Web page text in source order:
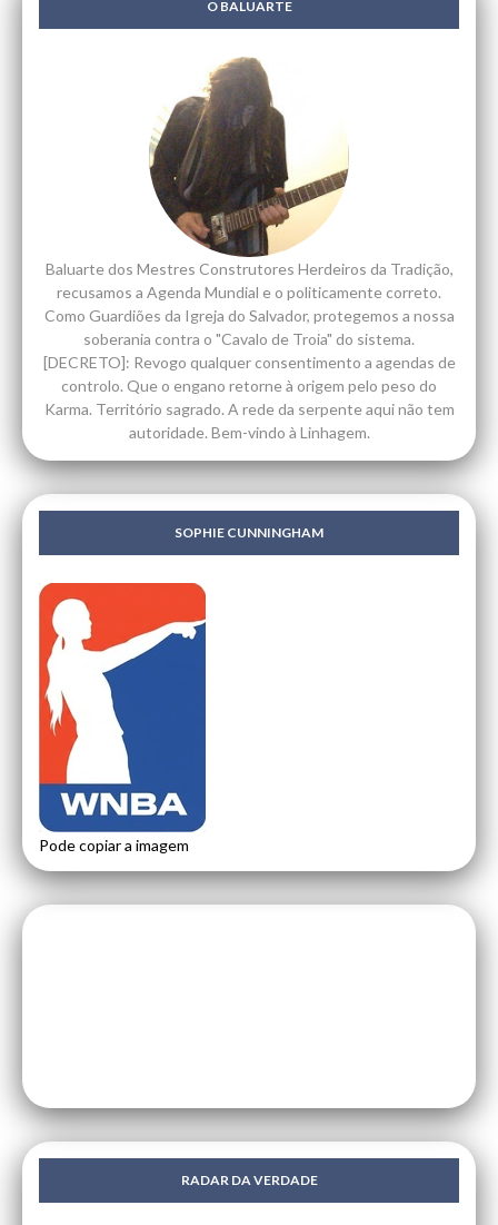
O BALUARTE
Baluarte dos Mestres Construtores Herdeiros da Tradição,
recusamos a Agenda Mundial e o politicamente correto.
Como Guardiões da Igreja do Salvador, protegemos a nossa
soberania contra o "Cavalo de Troia" do sistema.
[DECRETO]: Revogo qualquer consentimento a agendas de
controlo. Que o engano retorne à origem pelo peso do
Karma. Território sagrado. A rede da serpente aqui não tem
autoridade. Bem-vindo à Linhagem.
SOPHIE CUNNINGHAM
Pode copiar a imagem
RADAR DA VERDADE